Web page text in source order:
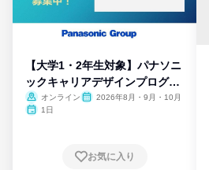
【大学1・2年生対象】パナソニ
ックキャリアデザインプログラ
ム
オンライン
2026年8月・9月・10月
1日
お気に入り